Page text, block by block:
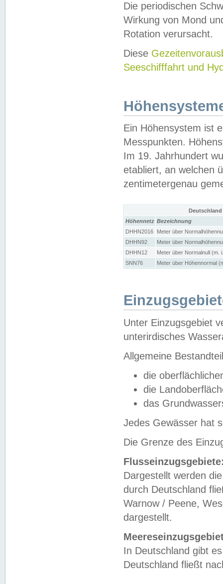
Die periodischen
Wirkung von Mond
Rotation verursacht.
Diese
Seeschifffahrt und
Ein Höhensystem ist
Messpunkten.
Im 19. Jahrhundert
etabliert, an welchen
zentimetergenau
Höhennetz Bezeichnung
DHHN2016
Meter über
DHHN92
Meter über
DHHN12
Meter über Normalnull (m.
SNN76
Meter über Höhennormal
Unter Einzugsgebiet
unterirdisches
Allgemeine
die
die
das
Jedes Gewässer hat
Die Grenze des
Dargestellt werden
durch Deutschland
Warnow / Peene,
dargestellt.
In Deutschland gibt
Deutschland fließt